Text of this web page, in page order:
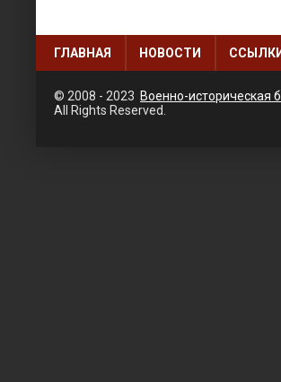
ГЛАВНАЯ НОВОСТИ ССЫЛКИ
© 2008 - 2023 Военно-историческая
All Rights Reserved.